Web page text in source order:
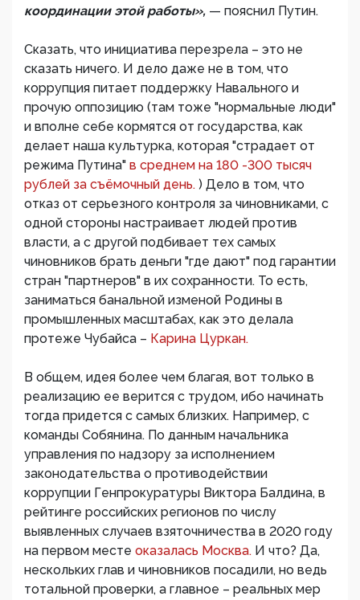
координации этой работы», — пояснил Путин.
Сказать, что инициатива перезрела – это не
сказать ничего. И дело даже не в том, что
коррупция питает поддержку Навального и
прочую оппозицию (там тоже "нормальные люди"
и вполне себе кормятся от государства, как
делает наша культурка, которая "страдает от
режима Путина" в среднем на 180 -300 тысяч
рублей за съёмочный день. ) Дело в том, что
отказ от серьезного контроля за чиновниками, с
одной стороны настраивает людей против
власти, а с другой подбивает тех самых
чиновников брать деньги "где дают" под гарантии
стран "партнеров" в их сохранности. То есть,
заниматься банальной изменой Родины в
промышленных масштабах, как это делала
протеже Чубайса – Карина Цуркан.
В общем, идея более чем благая, вот только в
реализацию ее верится с трудом, ибо начинать
тогда придется с самых близких. Например, с
команды Собянина. По данным начальника
управления по надзору за исполнением
законодательства о противодействии
коррупции Генпрокуратуры Виктора Балдина, в
рейтинге российских регионов по числу
выявленных случаев взяточничества в 2020 году
на первом месте оказалась Москва. И что? Да,
нескольких глав и чиновников посадили, но ведь
тотальной проверки, а главное – реальных мер